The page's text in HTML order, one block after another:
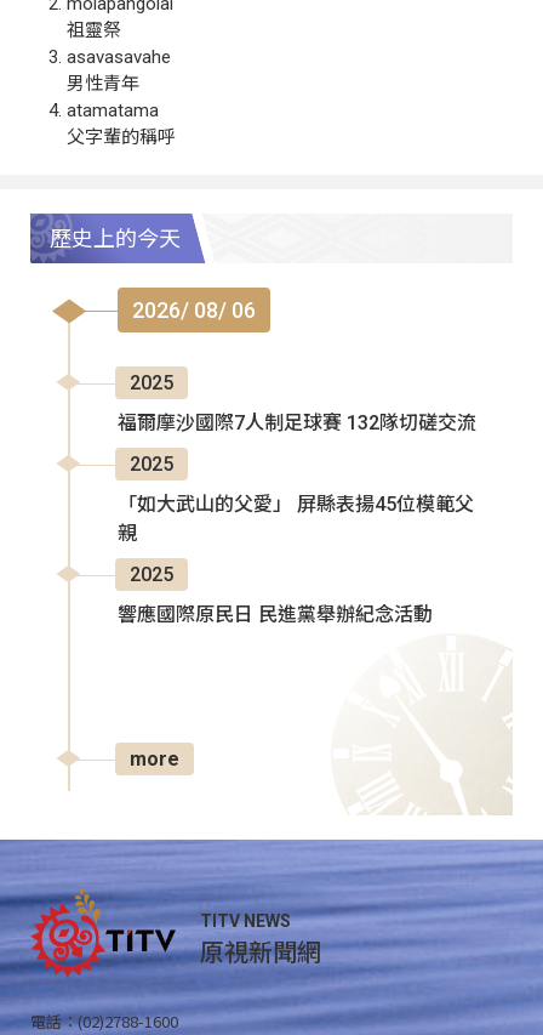
祖靈祭
asavasavahe
男性青年
atamatama
父字輩的稱呼
歷史上的今天
2026/ 08/ 06
2025
福爾摩沙國際7人制足球賽 132隊切磋交流
2025
「如大武山的父愛」 屏縣表揚45位模範父
親
2025
響應國際原民日 民進黨舉辦紀念活動
more
TITV NEWS
原視新聞網
電話：(02)2788-1600